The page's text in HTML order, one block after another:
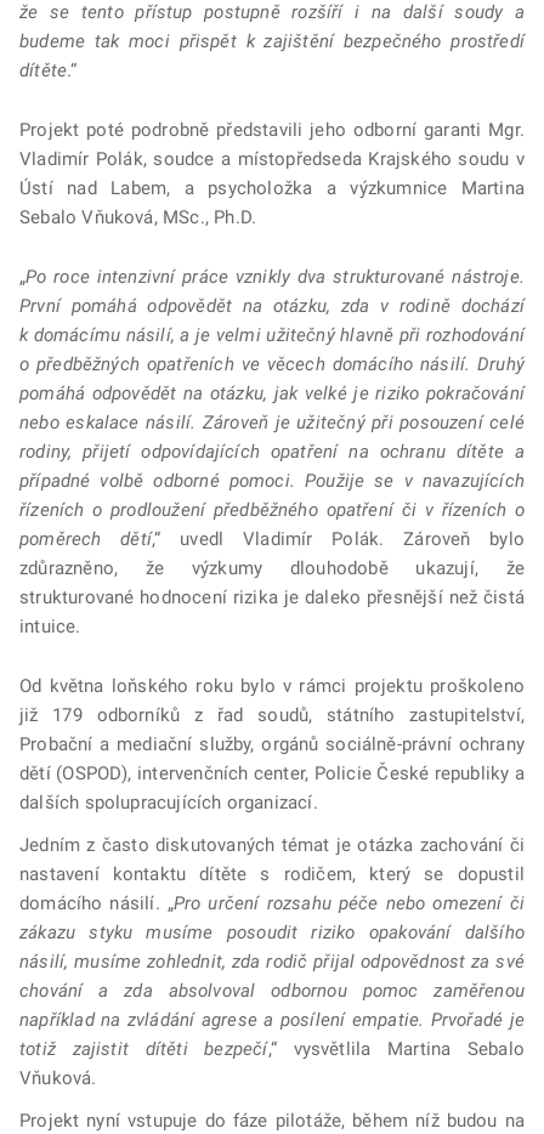
že se tento přístup postupně rozšíří i na další soudy a
budeme tak moci přispět k zajištění bezpečného prostředí
dítěte.“
Projekt poté podrobně představili jeho odborní garanti Mgr.
Vladimír Polák, soudce a místopředseda Krajského soudu v
Ústí nad Labem, a psycholožka a výzkumnice Martina
Sebalo Vňuková, MSc., Ph.D.
„Po roce intenzivní práce vznikly dva strukturované nástroje.
První pomáhá odpovědět na otázku, zda v rodině dochází
k domácímu násilí, a je velmi užitečný hlavně při rozhodování
o předběžných opatřeních ve věcech domácího násilí. Druhý
pomáhá odpovědět na otázku, jak velké je riziko pokračování
nebo eskalace násilí. Zároveň je užitečný při posouzení celé
rodiny, přijetí odpovídajících opatření na ochranu dítěte a
případné volbě odborné pomoci. Použije se v navazujících
řízeních o prodloužení předběžného opatření či v řízeních o
poměrech dětí,“ uvedl Vladimír Polák. Zároveň bylo
zdůrazněno, že výzkumy dlouhodobě ukazují, že
strukturované hodnocení rizika je daleko přesnější než čistá
intuice.
Od května loňského roku bylo v rámci projektu proškoleno
již 179 odborníků z řad soudů, státního zastupitelství,
Probační a mediační služby, orgánů sociálně-právní ochrany
dětí (OSPOD), intervenčních center, Policie České republiky a
dalších spolupracujících organizací.
Jedním z často diskutovaných témat je otázka zachování či
nastavení kontaktu dítěte s rodičem, který se dopustil
domácího násilí. „Pro určení rozsahu péče nebo omezení či
zákazu styku musíme posoudit riziko opakování dalšího
násilí, musíme zohlednit, zda rodič přijal odpovědnost za své
chování a zda absolvoval odbornou pomoc zaměřenou
například na zvládání agrese a posílení empatie. Prvořadé je
totiž zajistit dítěti bezpečí,“ vysvětlila Martina Sebalo
Vňuková.
Projekt nyní vstupuje do fáze pilotáže, během níž budou na